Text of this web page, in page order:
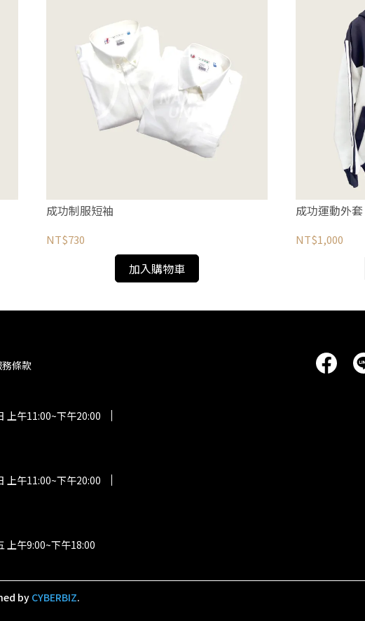
成功制服短袖
NT$730
加入購物車
成功運動外套
NT$1,000
條款
上午11:00~下午20:00
上午11:00~下午20:00
上午9:00~下午18:00
by CYBERBIZ.